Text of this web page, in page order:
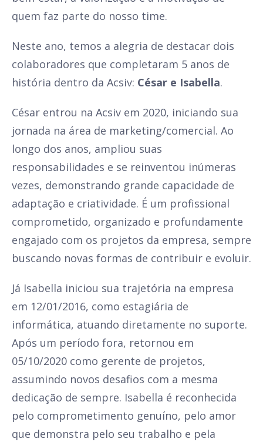
quem faz parte do nosso time.
Neste ano, temos a alegria de destacar dois
colaboradores que completaram 5 anos de
história dentro da Acsiv: César e Isabella.
César entrou na Acsiv em 2020, iniciando sua
jornada na área de marketing/comercial. Ao
longo dos anos, ampliou suas
responsabilidades e se reinventou inúmeras
vezes, demonstrando grande capacidade de
adaptação e criatividade. É um profissional
comprometido, organizado e profundamente
engajado com os projetos da empresa, sempre
buscando novas formas de contribuir e evoluir.
Já Isabella iniciou sua trajetória na empresa
em 12/01/2016, como estagiária de
informática, atuando diretamente no suporte.
Após um período fora, retornou em
05/10/2020 como gerente de projetos,
assumindo novos desafios com a mesma
dedicação de sempre. Isabella é reconhecida
pelo comprometimento genuíno, pelo amor
que demonstra pelo seu trabalho e pela